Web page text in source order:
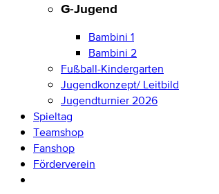
G-Jugend
Bambini 1
Bambini 2
Fußball-Kindergarten
Jugendkonzept/ Leitbild
Jugendturnier 2026
Spieltag
Teamshop
Fanshop
Förderverein